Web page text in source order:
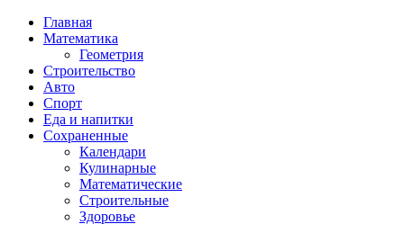
Главная
Математика
Геометрия
Строительство
Авто
Спорт
Еда и напитки
Сохраненные
Календари
Кулинарные
Математические
Строительные
Здоровье